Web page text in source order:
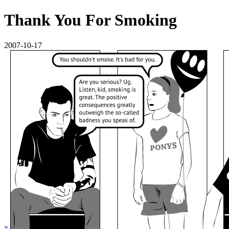
Thank You For Smoking
2007-10-17
«